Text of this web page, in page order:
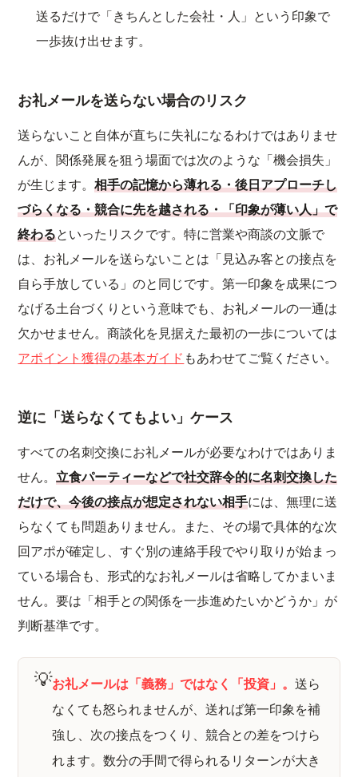
送るだけで「きちんとした会社・人」という印象で
一歩抜け出せます。
お礼メールを送らない場合のリスク
送らないこと自体が直ちに失礼になるわけではありませ
んが、関係発展を狙う場面では次のような「機会損失」
が生じます。相手の記憶から薄れる・後日アプローチし
づらくなる・競合に先を越される・「印象が薄い人」で
終わるといったリスクです。特に営業や商談の文脈で
は、お礼メールを送らないことは「見込み客との接点を
自ら手放している」のと同じです。第一印象を成果につ
なげる土台づくりという意味でも、お礼メールの一通は
欠かせません。商談化を見据えた最初の一歩については
アポイント獲得の基本ガイド もあわせてご覧ください。
逆に「送らなくてもよい」ケース
すべての名刺交換にお礼メールが必要なわけではありま
せん。立食パーティーなどで社交辞令的に名刺交換した
だけで、今後の接点が想定されない相手には、無理に送
らなくても問題ありません。また、その場で具体的な次
回アポが確定し、すぐ別の連絡手段でやり取りが始まっ
ている場合も、形式的なお礼メールは省略してかまいま
せん。要は「相手との関係を一歩進めたいかどうか」が
判断基準です。
💡お礼メールは「義務」ではなく「投資」。送ら
なくても怒られませんが、送れば第一印象を補
強し、次の接点をつくり、競合との差をつけら
れます。数分の手間で得られるリターンが大き